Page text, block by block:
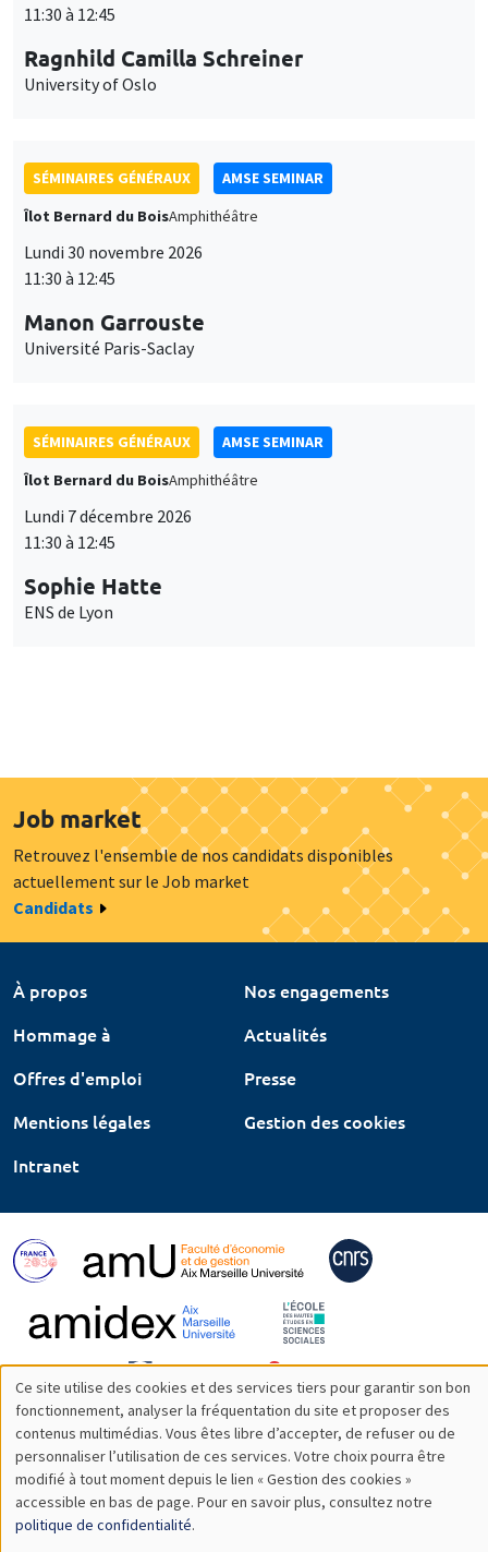
11:30 à 12:45
Ragnhild Camilla Schreiner
University of Oslo
SÉMINAIRES GÉNÉRAUX
AMSE SEMINAR
Îlot Bernard du BoisAmphithéâtre
Lundi 30 novembre 2026
11:30 à 12:45
Manon Garrouste
Université Paris-Saclay
SÉMINAIRES GÉNÉRAUX
AMSE SEMINAR
Îlot Bernard du BoisAmphithéâtre
Lundi 7 décembre 2026
11:30 à 12:45
Sophie Hatte
ENS de Lyon
Job market
Retrouvez l'ensemble de nos candidats disponibles
actuellement sur le Job market
Candidats
À propos
Nos engagements
Hommage à
Actualités
Offres d'emploi
Presse
Mentions légales
Gestion des cookies
Intranet
Utilisation
des
données
personnelles
Ce site utilise des cookies et des services tiers pour garantir son bon
fonctionnement, analyser la fréquentation du site et proposer des
contenus multimédias. Vous êtes libre d’accepter, de refuser ou de
personnaliser l’utilisation de ces services. Votre choix pourra être
modifié à tout moment depuis le lien « Gestion des cookies »
accessible en bas de page. Pour en savoir plus, consultez notre
politique de confidentialité.